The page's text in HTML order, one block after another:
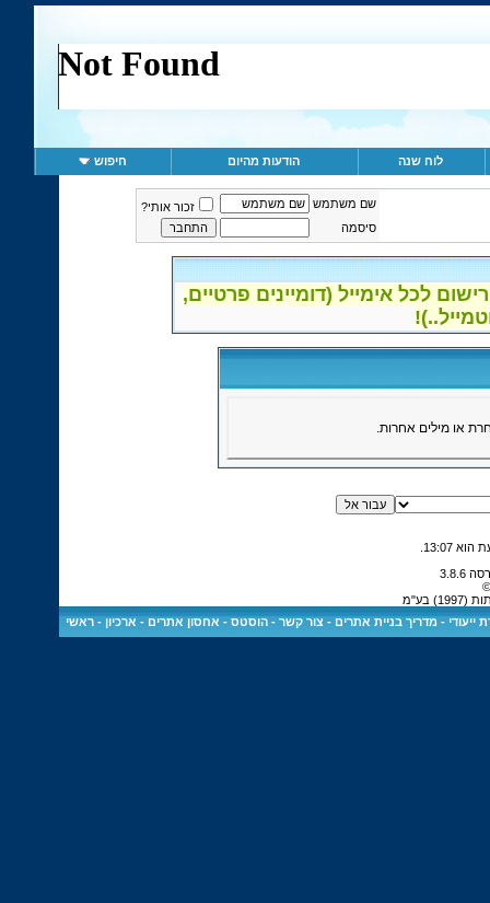
לוח שנה הודעות מהיום חיפוש
שם משתמש
זכור אותי?
סיסמה
לכל אימייל (דומיינים פרטיים,
או מילים אחרות.
13:07
בע"מ
ייעודי -מדריך בניית אתרים -צור קשר -הוסטס - אחסון אתרים - ארכיון -ראשי